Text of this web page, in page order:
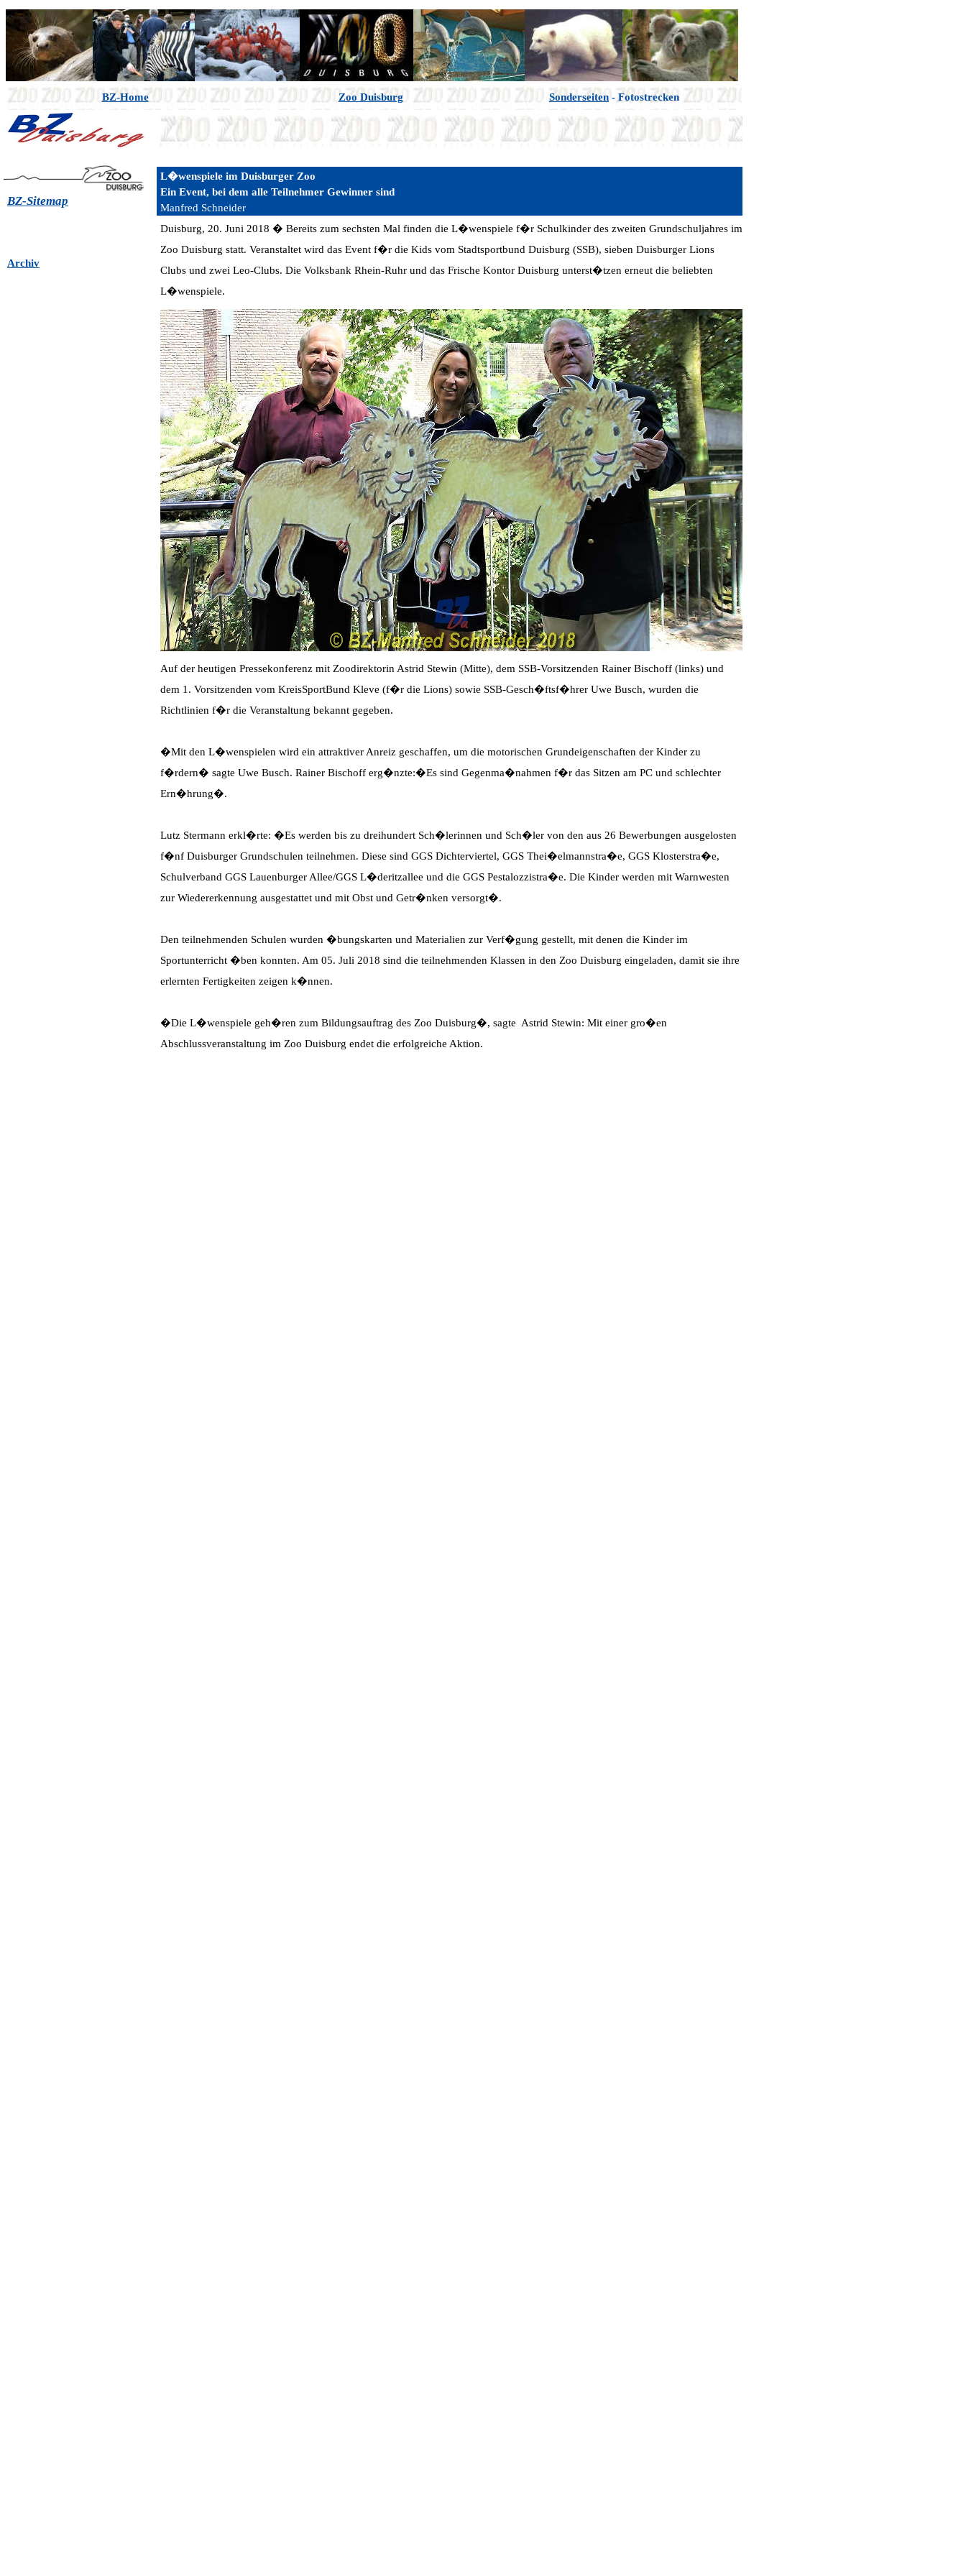
BZ-Home Zoo Duisburg Sonderseiten - Fotostrecken
BZ-Sitemap
Archiv
L�wenspiele im Duisburger Zoo
Ein Event, bei dem alle Teilnehmer Gewinner sind
Manfred Schneider
Duisburg, 20. Juni 2018 � Bereits zum sechsten Mal finden die L�wenspiele f�r Schulkinder des zweiten Grundschuljahres im
Zoo Duisburg statt. Veranstaltet wird das Event f�r die Kids vom Stadtsportbund Duisburg (SSB), sieben Duisburger Lions
Clubs und zwei Leo-Clubs. Die Volksbank Rhein-Ruhr und das Frische Kontor Duisburg unterst�tzen erneut die beliebten
L�wenspiele.
Auf der heutigen Pressekonferenz mit Zoodirektorin Astrid Stewin (Mitte), dem SSB-Vorsitzenden Rainer Bischoff (links) und
dem 1. Vorsitzenden vom KreisSportBund Kleve (f�r die Lions) sowie SSB-Gesch�ftsf�hrer Uwe Busch, wurden die
Richtlinien f�r die Veranstaltung bekannt gegeben.
�Mit den L�wenspielen wird ein attraktiver Anreiz geschaffen, um die motorischen Grundeigenschaften der Kinder zu
f�rdern� sagte Uwe Busch. Rainer Bischoff erg�nzte:�Es sind Gegenma�nahmen f�r das Sitzen am PC und schlechter
Ern�hrung�.
Lutz Stermann erkl�rte: �Es werden bis zu dreihundert Sch�lerinnen und Sch�ler von den aus 26 Bewerbungen ausgelosten
f�nf Duisburger Grundschulen teilnehmen. Diese sind GGS Dichterviertel, GGS Thei�elmannstra�e, GGS Klosterstra�e,
Schulverband GGS Lauenburger Allee/GGS L�deritzallee und die GGS Pestalozzistra�e. Die Kinder werden mit Warnwesten
zur Wiedererkennung ausgestattet und mit Obst und Getr�nken versorgt�.
Den teilnehmenden Schulen wurden �bungskarten und Materialien zur Verf�gung gestellt, mit denen die Kinder im
Sportunterricht �ben konnten. Am 05. Juli 2018 sind die teilnehmenden Klassen in den Zoo Duisburg eingeladen, damit sie ihre
erlernten Fertigkeiten zeigen k�nnen.
�Die L�wenspiele geh�ren zum Bildungsauftrag des Zoo Duisburg�, sagte Astrid Stewin: Mit einer gro�en
Abschlussveranstaltung im Zoo Duisburg endet die erfolgreiche Aktion.